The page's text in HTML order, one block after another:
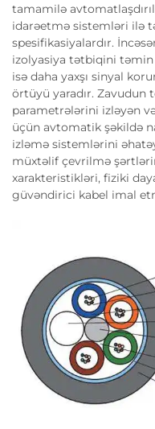
tamamilə
idarəetmə sistemləri ilə
spesifikasiyalardır.
izolyasiya tətbiqini
isə daha yaxşı sinyal
örtüyü yaradır.
parametrələrini izləyən
üçün avtomatik şəkildə
izləmə sistemlərini
müxtəlif çevrilmə
xarakteristikləri, fiziki
güvəndirici kabel imal